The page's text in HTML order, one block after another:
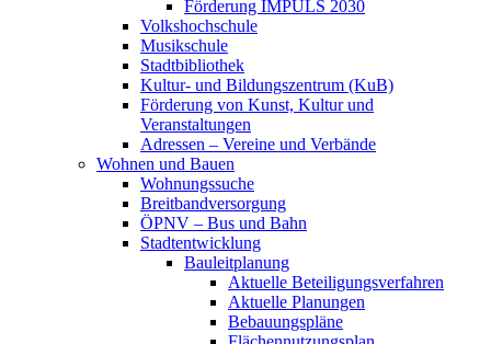
Förderung IMPULS 2030
Volkshochschule
Musikschule
Stadtbibliothek
Kultur- und Bildungszentrum (KuB)
Förderung von Kunst, Kultur und
Veranstaltungen
Adressen – Vereine und Verbände
Wohnen und Bauen
Wohnungssuche
Breitbandversorgung
ÖPNV – Bus und Bahn
Stadtentwicklung
Bauleitplanung
Aktuelle Beteiligungsverfahren
Aktuelle Planungen
Bebauungspläne